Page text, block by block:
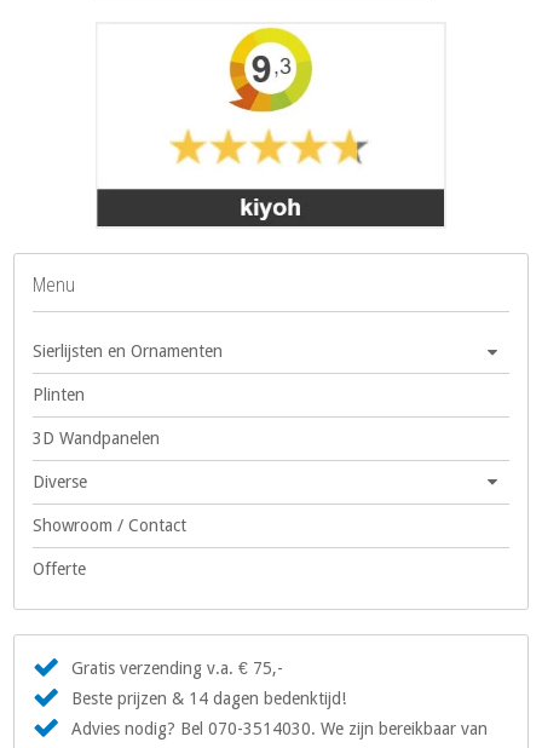
Menu
Sierlijsten en Ornamenten
Plinten
3D Wandpanelen
Diverse
Showroom / Contact
Offerte
Gratis verzending v.a. € 75,-
Beste prijzen & 14 dagen bedenktijd!
Advies nodig? Bel 070-3514030. We zijn bereikbaar van